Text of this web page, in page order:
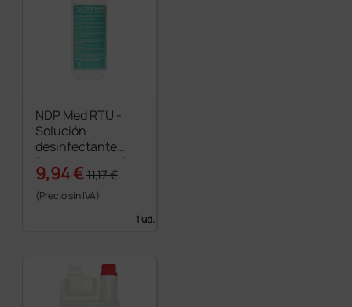
NDP Med RTU -
Solución
desinfectante
lista para uso - 1
litro
9,94 €11,17 €
(Precio sin IVA)
1 ud.